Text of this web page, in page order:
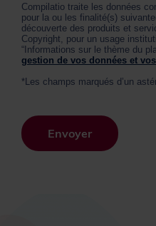
Compilatio traite les données
pour la ou les finalité(s)
découverte des produits et
Copyright, pour un usage
“Informations sur le thème du
gestion de vos données et
*Les champs marqués d’un
Envoyer